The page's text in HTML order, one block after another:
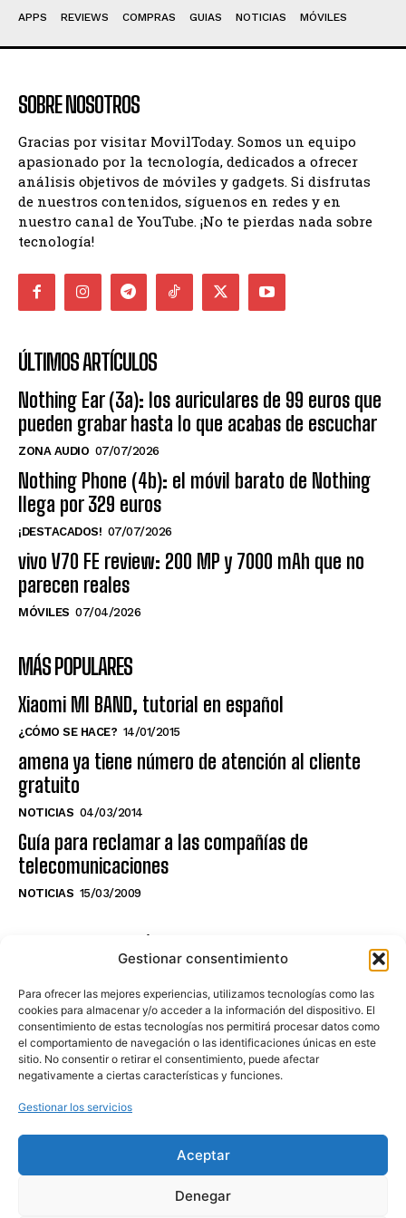
Gestionar consentimiento
Para ofrecer las mejores experiencias, utilizamos tecnologías como las
cookies para almacenar y/o acceder a la información del dispositivo. El
consentimiento de estas tecnologías nos permitirá procesar datos como
el comportamiento de navegación o las identificaciones únicas en este
sitio. No consentir o retirar el consentimiento, puede afectar
negativamente a ciertas características y funciones.
Gestionar los servicios
Aceptar
Denegar
APPS REVIEWS COMPRAS GUIAS NOTICIAS MÓVILES
SOBRE NOSOTROS
Gracias por visitar MovilToday. Somos un equipo
apasionado por la tecnología, dedicados a ofrecer
análisis objetivos de móviles y gadgets. Si disfrutas
de nuestros contenidos, síguenos en redes y en
nuestro canal de YouTube. ¡No te pierdas nada sobre
tecnología!
ÚLTIMOS ARTÍCULOS
Nothing Ear (3a): los auriculares de 99 euros que
pueden grabar hasta lo que acabas de escuchar
ZONA AUDIO 07/07/2026
Nothing Phone (4b): el móvil barato de Nothing
llega por 329 euros
¡DESTACADOS! 07/07/2026
vivo V70 FE review: 200 MP y 7000 mAh que no
parecen reales
MÓVILES 07/04/2026
MÁS POPULARES
Xiaomi MI BAND, tutorial en español
¿CÓMO SE HACE? 14/01/2015
amena ya tiene número de atención al cliente
gratuito
NOTICIAS 04/03/2014
Guía para reclamar a las compañías de
telecomunicaciones
NOTICIAS 15/03/2009
NO TE PIERDAS LO ÚLTIMO DEL CANAL
Haz clic en «Estoy de acuerdo» para
activar Youtube
POLÍTICA DE COOKIES